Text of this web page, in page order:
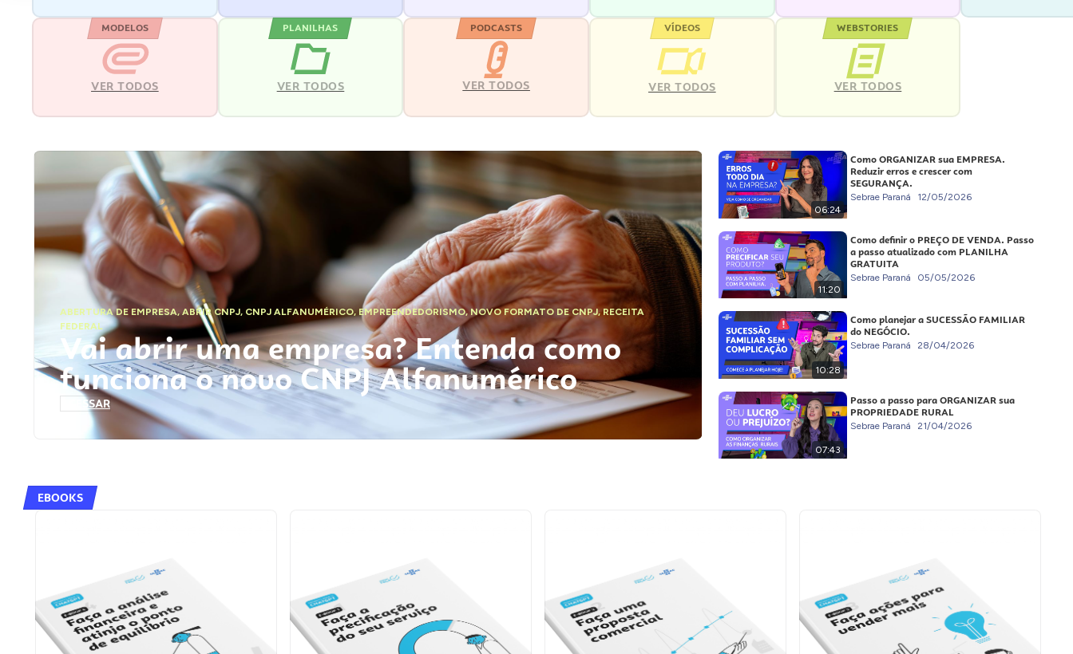
MODELOS
VER TODOS
PLANILHAS
VER TODOS
PODCASTS
VER TODOS
VÍDEOS
VER TODOS
WEBSTORIES
VER TODOS
ABERTURA DE EMPRESA,ABRIR CNPJ, CNPJ ALFANUMÉRICO, EMPREENDEDORISMO,NOVO FORMATO DE CNPJ,RECEITA
FEDERAL
Vai abrir uma empresa? Entenda como
funciona o novo CNPJ Alfanumérico
ACESSAR
06:24
Como ORGANIZAR sua EMPRESA.
Reduzir erros e crescer com
SEGURANÇA.
Sebrae Paraná 12/05/2026
11:20
Como definir o PREÇO DE VENDA. Passo
a passo atualizado com PLANILHA
GRATUITA
Sebrae Paraná 05/05/2026
10:28
Como planejar a SUCESSÃO FAMILIAR
do NEGÓCIO.
Sebrae Paraná 28/04/2026
07:43
Passo a passo para ORGANIZAR sua
PROPRIEDADE RURAL
Sebrae Paraná 21/04/2026
EBOOKS